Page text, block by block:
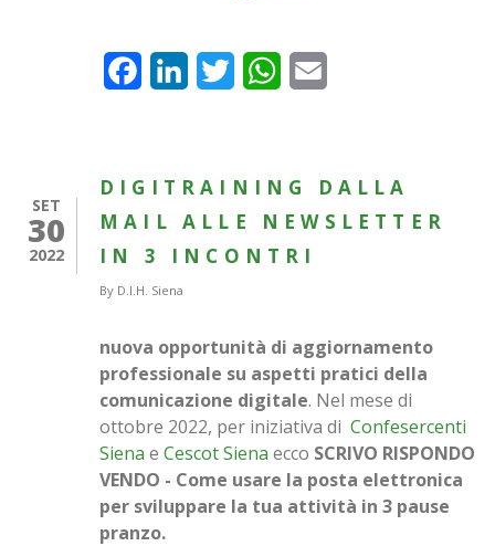
FacebookLinkedInTwitter WhatsApp
SET
30
2022
DIGITRAINING DALLA
MAIL ALLE NEWSLETTER
IN 3 INCONTRI
By D.I.H. Siena
nuova opportunità di aggiornamento
professionale su aspetti pratici della
comunicazione digitale. Nel mese di
ottobre 2022, per iniziativa di Confesercenti
Siena e Cescot Siena ecco SCRIVO RISPONDO
VENDO - Come usare la posta elettronica
per sviluppare la tua attività in 3 pause
pranzo.